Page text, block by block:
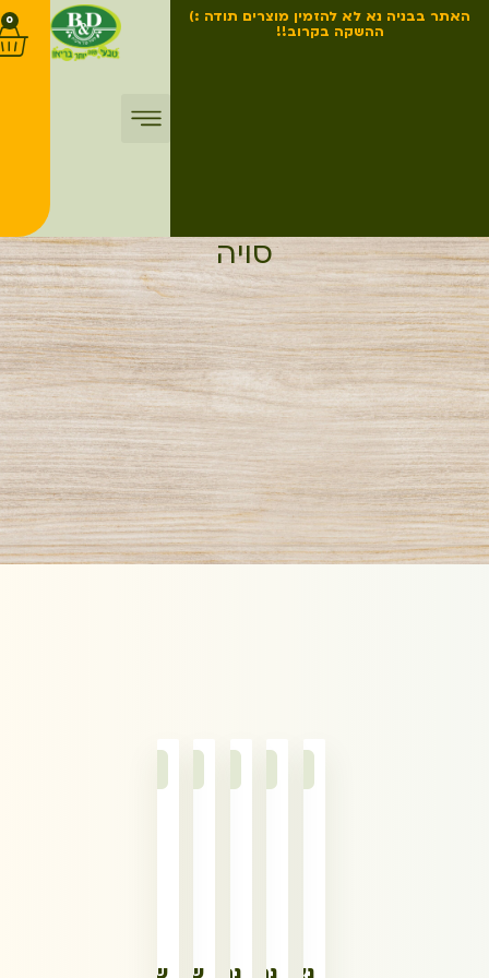
האתר בבניה נא לא להזמין מוצרים תודה :)
ההשקה בקרוב!!
0
סויה
נאגטסנתחינתחישבבישבבי